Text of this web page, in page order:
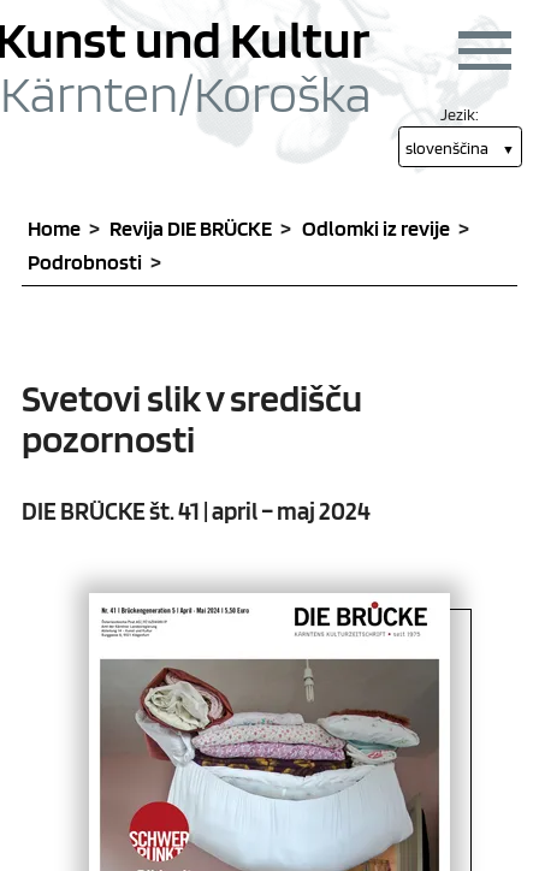
Skoči na vsebino [1] Skoči na glavni meni
und Kultur
Kärnten/Koroška
Jezik:
slovenščina
Home Revija DIE BRÜCKE
Odlomki iz revije
Podrobnosti
Svetovi slik v središču
pozornosti
DIE BRÜCKE št. 41 | april – maj 2024